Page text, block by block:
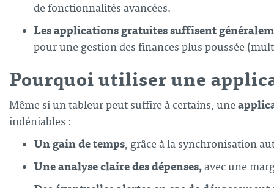
de fonctionnalités avancées.
Les applications gratuites suffisent
pour une gestion des finances plus poussée
Pourquoi utiliser une
Même si un tableur peut suffire à certains, une
indéniables :
Un gain de temps, grâce à la synchronisation
Une analyse claire des dépenses, avec une